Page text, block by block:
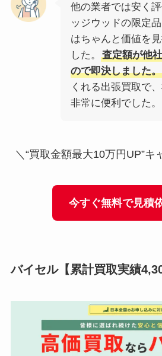
他の業者では安く
ッジウッドの限定
はちゃんと価値を
した。
査定額が他
ので即決しました。
くれる出張買取で
非常に便利でした。
＼“買取金額最大10万円UP”キ
今すぐ無料で見積
バイセル【累計買取実績